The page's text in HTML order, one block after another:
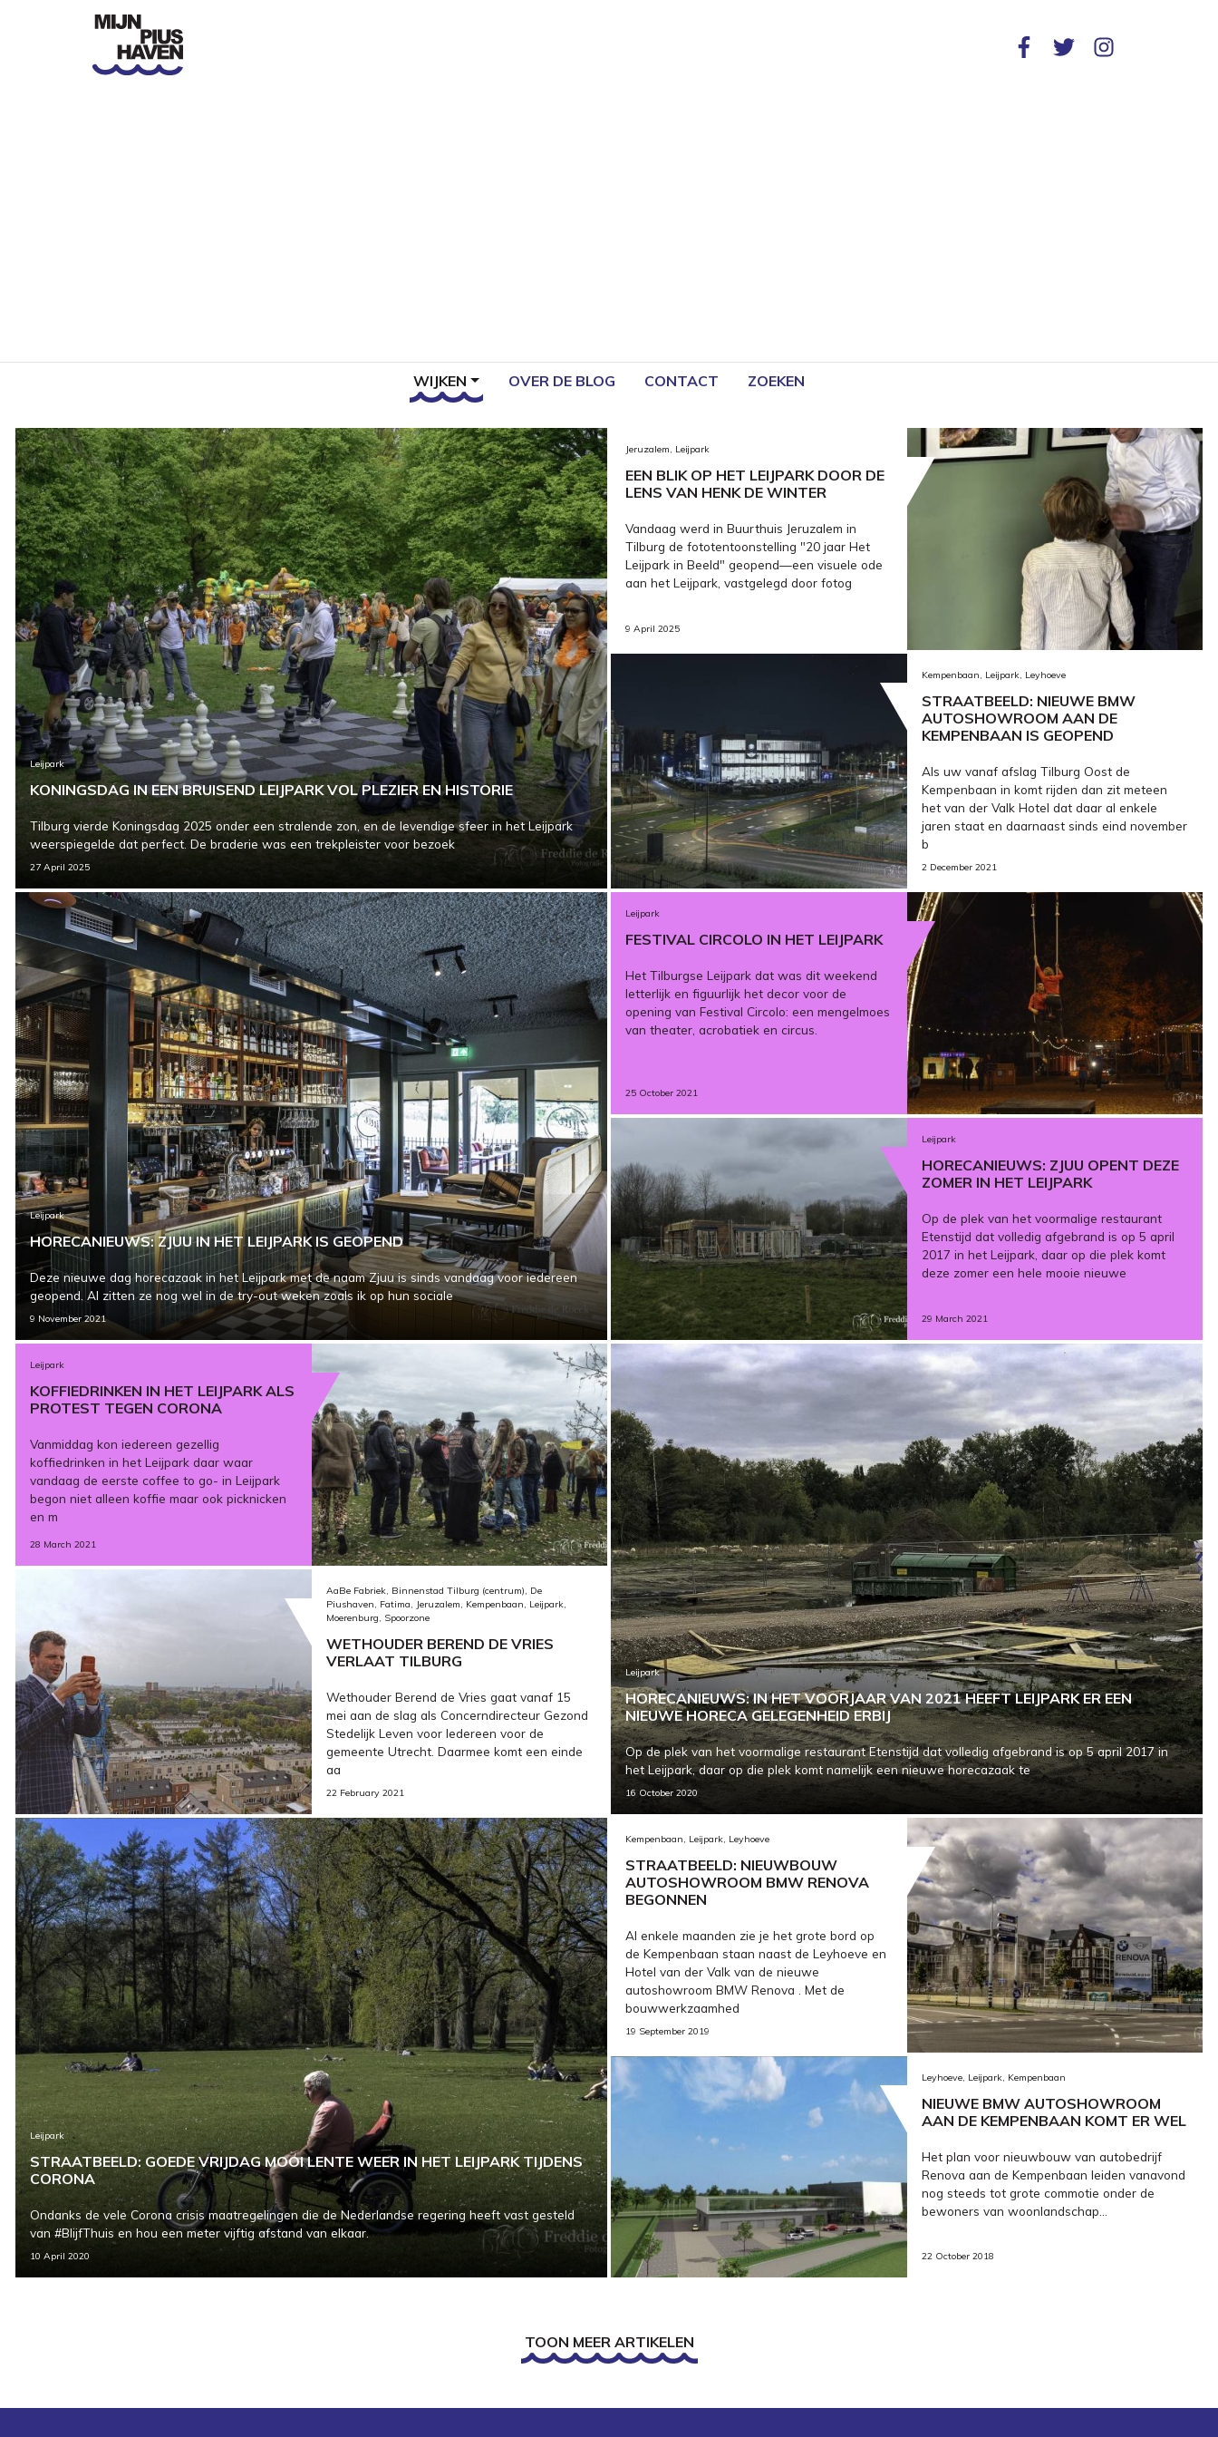
WIJKEN OVER DE BLOG CONTACT ZOEKEN
Leijpark
KONINGSDAG IN EEN BRUISEND LEIJPARK VOL PLEZIER EN HISTORIE
Tilburg vierde Koningsdag 2025 onder een stralende zon, en de levendige sfeer in het Leijpark
weerspiegelde dat perfect. De braderie was een trekpleister voor bezoek
27 April 2025
Jeruzalem, Leijpark
EEN BLIK OP HET LEIJPARK DOOR DE
LENS VAN HENK DE WINTER
Vandaag werd in Buurthuis Jeruzalem in
Tilburg de fototentoonstelling "20 jaar Het
Leijpark in Beeld" geopend—een visuele ode
aan het Leijpark, vastgelegd door fotog
9 April 2025
Kempenbaan, Leijpark, Leyhoeve
STRAATBEELD: NIEUWE BMW
AUTOSHOWROOM AAN DE
KEMPENBAAN IS GEOPEND
Als uw vanaf afslag Tilburg Oost de
Kempenbaan in komt rijden dan zit meteen
het van der Valk Hotel dat daar al enkele
jaren staat en daarnaast sinds eind november
b
2 December 2021
Leijpark
HORECANIEUWS: ZJUU IN HET LEIJPARK IS GEOPEND
Deze nieuwe dag horecazaak in het Leijpark met de naam Zjuu is sinds vandaag voor iedereen
geopend. Al zitten ze nog wel in de try-out weken zoals ik op hun sociale
9 November 2021
Leijpark
FESTIVAL CIRCOLO IN HET LEIJPARK
Het Tilburgse Leijpark dat was dit weekend
letterlijk en figuurlijk het decor voor de
opening van Festival Circolo: een mengelmoes
van theater, acrobatiek en circus.
25 October 2021
Leijpark
HORECANIEUWS: ZJUU OPENT DEZE
ZOMER IN HET LEIJPARK
Op de plek van het voormalige restaurant
Etenstijd dat volledig afgebrand is op 5 april
2017 in het Leijpark, daar op die plek komt
deze zomer een hele mooie nieuwe
29 March 2021
Leijpark
KOFFIEDRINKEN IN HET LEIJPARK ALS
PROTEST TEGEN CORONA
Vanmiddag kon iedereen gezellig
koffiedrinken in het Leijpark daar waar
vandaag de eerste coffee to go- in Leijpark
begon niet alleen koffie maar ook picknicken
en m
28 March 2021
AaBe Fabriek, Binnenstad Tilburg (centrum), De
Piushaven, Fatima, Jeruzalem, Kempenbaan, Leijpark,
Moerenburg, Spoorzone
WETHOUDER BEREND DE VRIES
VERLAAT TILBURG
Wethouder Berend de Vries gaat vanaf 15
mei aan de slag als Concerndirecteur Gezond
Stedelijk Leven voor Iedereen voor de
gemeente Utrecht. Daarmee komt een einde
aa
22 February 2021
Leijpark
HORECANIEUWS: IN HET VOORJAAR VAN 2021 HEEFT LEIJPARK ER EEN
NIEUWE HORECA GELEGENHEID ERBIJ
Op de plek van het voormalige restaurant Etenstijd dat volledig afgebrand is op 5 april 2017 in
het Leijpark, daar op die plek komt namelijk een nieuwe horecazaak te
16 October 2020
Leijpark
STRAATBEELD: GOEDE VRIJDAG MOOI LENTE WEER IN HET LEIJPARK TIJDENS
CORONA
Ondanks de vele Corona crisis maatregelingen die de Nederlandse regering heeft vast gesteld
van #BlijfThuis en hou een meter vijftig afstand van elkaar.
10 April 2020
Kempenbaan, Leijpark, Leyhoeve
STRAATBEELD: NIEUWBOUW
AUTOSHOWROOM BMW RENOVA
BEGONNEN
Al enkele maanden zie je het grote bord op
de Kempenbaan staan naast de Leyhoeve en
Hotel van der Valk van de nieuwe
autoshowroom BMW Renova . Met de
bouwwerkzaamhed
19 September 2019
Leyhoeve, Leijpark, Kempenbaan
NIEUWE BMW AUTOSHOWROOM
AAN DE KEMPENBAAN KOMT ER WEL
Het plan voor nieuwbouw van autobedrijf
Renova aan de Kempenbaan leiden vanavond
nog steeds tot grote commotie onder de
bewoners van woonlandschap...
22 October 2018
TOON MEER ARTIKELEN